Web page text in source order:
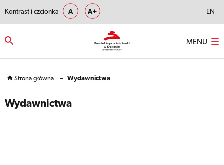
Kontrast i czcionka A A+ EN
MENU
Strona główna – Wydawnictwa
Wydawnictwa